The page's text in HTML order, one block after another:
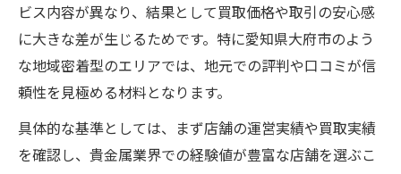
大府市で貴金属を高く売るポイント解説
貴金属を高値で売るための事前準備とは
査定額アップに繋がる貴金属の保管方法
貴金属の売却時期を見極めるポイント
売却前に知っておきたい買取相場の動き
ビス内容が異なり、結果として買取価格や取引の安心感
に大きな差が生じるためです。特に愛知県大府市のよう
な地域密着型のエリアでは、地元での評判や口コミが信
頼性を見極める材料となります。
具体的な基準としては、まず店舗の運営実績や買取実績
を確認し、貴金属業界での経験値が豊富な店舗を選ぶこ